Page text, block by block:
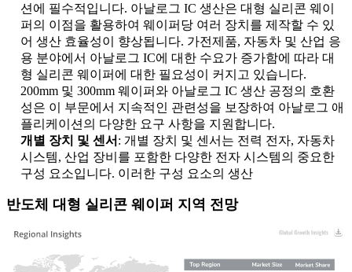
션에 필수적입니다. 아날로그 IC 생산은 대형 실리콘 웨이
퍼의 이점을 활용하여 웨이퍼당 여러 장치를 제작할 수 있
어 생산 효율성이 향상됩니다. 가전제품, 자동차 및 산업 응
용 분야에서 아날로그 IC에 대한 수요가 증가함에 따라 대
형 실리콘 웨이퍼에 대한 필요성이 커지고 있습니다.
200mm 및 300mm 웨이퍼와 아날로그 IC 생산 공정의 호환
성은 이 부문에서 지속적인 관련성을 보장하여 아날로그 애
플리케이션의 다양한 요구 사항을 지원합니다.
개별 장치 및 센서 : 개별 장치 및 센서는 전력 전자, 자동차
시스템, 산업 장비를 포함한 다양한 전자 시스템의 중요한
구성 요소입니다. 이러한 구성 요소의 생산
반도체 대형 실리콘 웨이퍼 지역 전망